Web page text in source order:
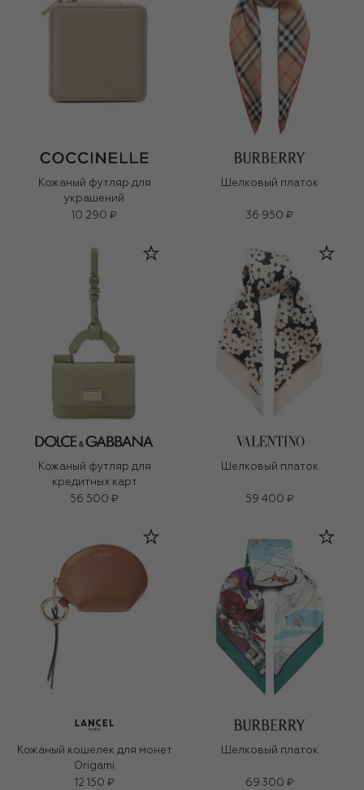
Кожаный футляр для
украшений
10 290 ₽
Шелковый платок
36 950 ₽
Кожаный футляр для
кредитных карт
56 500 ₽
Шелковый платок
59 400 ₽
Кожаный кошелек для монет
Origami
12 150 ₽
Шелковый платок
69 300 ₽